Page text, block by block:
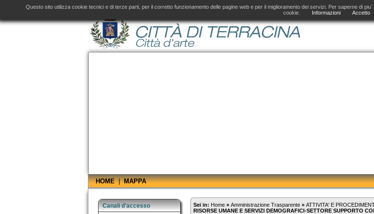
HOME|MAPPA
Canali d'accesso Sei in: Home » Amministrazione Trasparente » ATTIVITA' E
RISORSE UMANE E SERVIZI DEMOGRAFICI-SETTORE SUPPORTO
Questo sito utilizza cookie tecnici e di terze parti, per il corretto funzionamento delle pagine web e per il miglioramento dei servizi. Per saperne di
cookie.
Informazioni Accetto